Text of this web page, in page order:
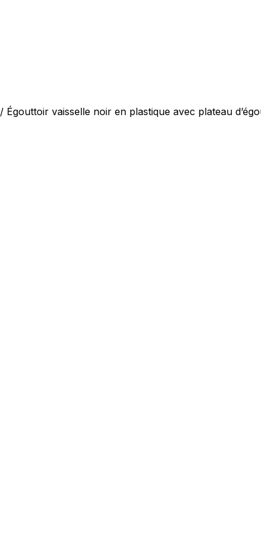
/ Égouttoir vaisselle noir en plastique avec plateau